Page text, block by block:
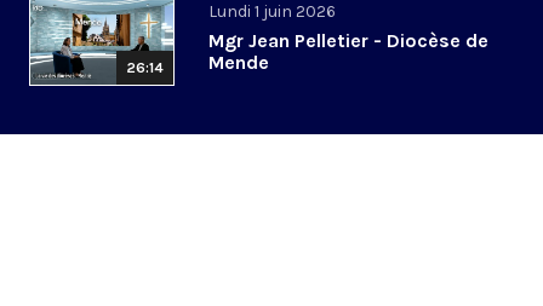
26:14
Lundi 1 juin 2026
Mgr Jean Pelletier - Diocèse de
Mende